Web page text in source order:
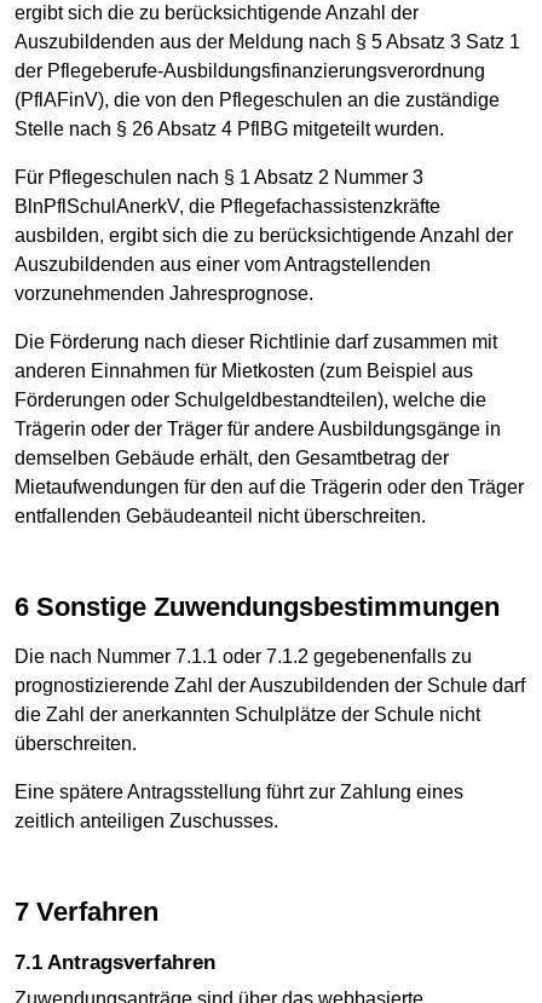
ergibt sich die zu berücksichtigende Anzahl der
Auszubildenden aus der Meldung nach § 5 Absatz 3 Satz 1
der Pflegeberufe-Ausbildungsfinanzierungsverordnung
(PflAFinV), die von den Pflegeschulen an die zuständige
Stelle nach § 26 Absatz 4 PflBG mitgeteilt wurden.
Für Pflegeschulen nach § 1 Absatz 2 Nummer 3
BlnPflSchulAnerkV, die Pflegefachassistenzkräfte
ausbilden, ergibt sich die zu berücksichtigende Anzahl der
Auszubildenden aus einer vom Antragstellenden
vorzunehmenden Jahresprognose.
Die Förderung nach dieser Richtlinie darf zusammen mit
anderen Einnahmen für Mietkosten (zum Beispiel aus
Förderungen oder Schulgeldbestandteilen), welche die
Trägerin oder der Träger für andere Ausbildungsgänge in
demselben Gebäude erhält, den Gesamtbetrag der
Mietaufwendungen für den auf die Trägerin oder den Träger
entfallenden Gebäudeanteil nicht überschreiten.
6 Sonstige Zuwendungsbestimmungen
Die nach Nummer 7.1.1 oder 7.1.2 gegebenenfalls zu
prognostizierende Zahl der Auszubildenden der Schule darf
die Zahl der anerkannten Schulplätze der Schule nicht
überschreiten.
Eine spätere Antragsstellung führt zur Zahlung eines
zeitlich anteiligen Zuschusses.
7 Verfahren
7.1 Antragsverfahren
Zuwendungsanträge sind über das webbasierte